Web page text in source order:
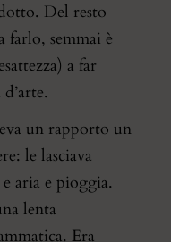
Del resto
farlo, semmai è
a far
un rapporto un
le lasciava
aria e pioggia.
lenta
Era